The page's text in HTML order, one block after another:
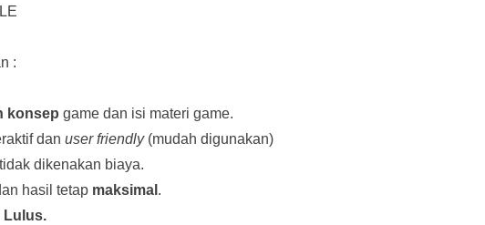
:
konsep game dan isi materi game.
dan user friendly(mudah digunakan)
tidak dikenakan biaya.
hasil tetap maksimal .
Lulus.